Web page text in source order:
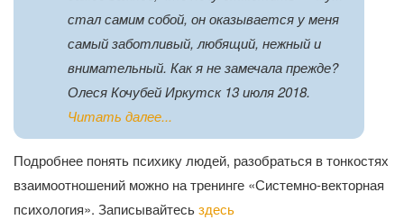
стал самим собой, он оказывается у меня
самый заботливый, любящий, нежный и
внимательный. Как я не замечала прежде?
Олеся Кочубей Иркутск 13 июля 2018.
Читать далее...
Подробнее понять психику людей, разобраться в тонкостях
взаимоотношений можно на тренинге «Системно-векторная
психология». Записывайтесьздесь